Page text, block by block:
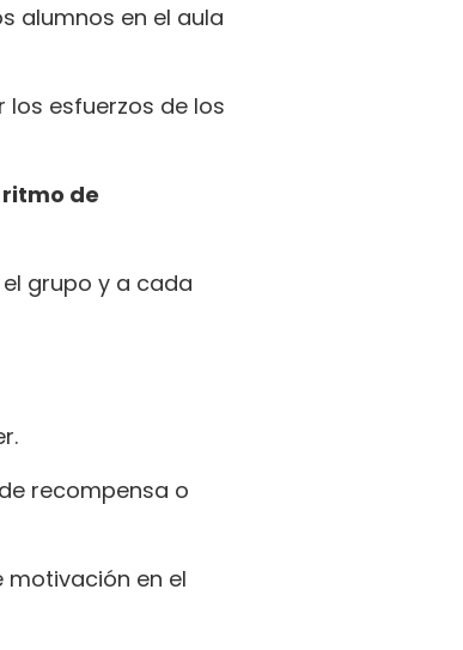
alumnos en el aula
esfuerzos de los
ritmo de
grupo y a cada
recompensa o
en el